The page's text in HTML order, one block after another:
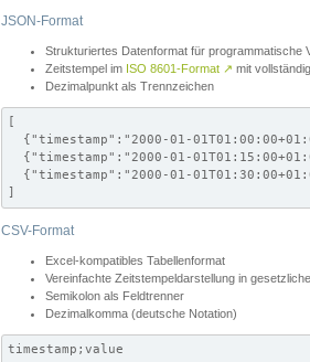
JSON-Format
Strukturiertes Datenformat für programmatische
Zeitstempel im ISO 8601-Format ↗ mit
Dezimalpunkt als Trennzeichen
[
{"timestamp":"2000-01-
{"timestamp":"2000-01-
{"timestamp":"2000-01-
]
CSV-Format
Excel-kompatibles Tabellenformat
Vereinfachte Zeitstempeldarstellung in
Semikolon als Feldtrenner
Dezimalkomma (deutsche Notation)
timestamp;value